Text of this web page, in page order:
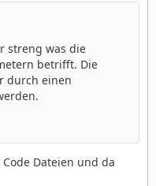
streng was die
betrifft. Die
durch einen
Dateien und da